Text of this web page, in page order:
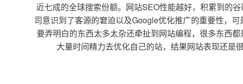
近七成的全球搜索份额。网站SEO性能越好，积累到的
司意识到了客源的窘迫以及Google优化推广的重要性，
要弄明白的东西太多太杂还牵扯到网站编程，很多东西
大量时间精力去优化自己的站，结果网站表现还是